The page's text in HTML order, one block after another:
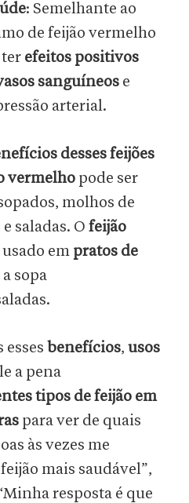
: Semelhante ao
de feijão vermelho
efeitos positivos
sanguíneos e
arterial.
desses feijões
vermelho pode ser
molhos de
saladas. O feijão
em pratos de
sopa
benefícios, usos
a pena
tipos de feijão em
para ver de quais
às vezes me
mais saudável”,
resposta é que